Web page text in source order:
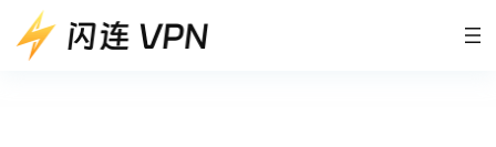
至